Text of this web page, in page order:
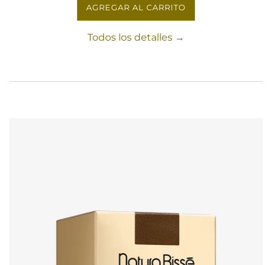
AGREGAR AL CARRITO
Todos los detalles →